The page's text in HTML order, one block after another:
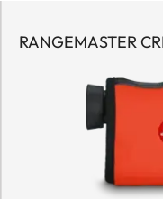
RANGEMASTER